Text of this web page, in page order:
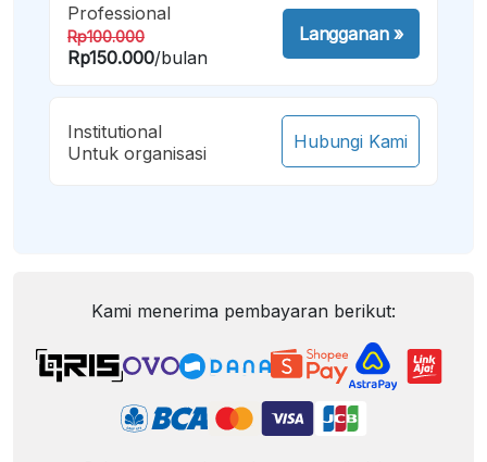
Professional
Rp100.000
Rp150.000/bulan
Langganan»
Institutional
Untuk organisasi
Hubungi Kami
Kami menerima pembayaran berikut: